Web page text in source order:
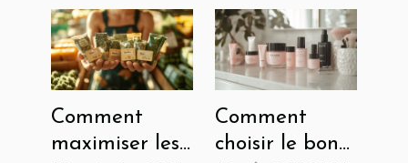
Comment
maximiser les
Comment
choisir le bon